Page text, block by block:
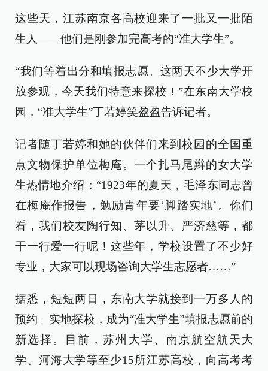
这些天，江苏南京各高校迎来了一批又一批陌
生人——他们是刚参加完高考的“准大学生”。
“我们等着出分和填报志愿。这两天不少大学开
放参观，今天我们特意来探校！”在东南大学校
园，“准大学生”丁若婷笑盈盈告诉记者。
记者随丁若婷和她的伙伴们来到校园的全国重
点文物保护单位梅庵。一个扎马尾辫的女大学
生热情地介绍：“1923年的夏天，毛泽东同志曾
在梅庵作报告，勉励青年要‘脚踏实地’。你们
看，我们校友陶行知、茅以升、严济慈等，都
干一行爱一行呢！这些年，学校设置了不少好
专业，大家可以现场咨询大学生志愿者……”
据悉，短短两日，东南大学就接到一万多人的
预约。实地探校，成为“准大学生”填报志愿前的
新选择。目前，苏州大学、南京航空航天大
学、河海大学等至少15所江苏高校，向高考考